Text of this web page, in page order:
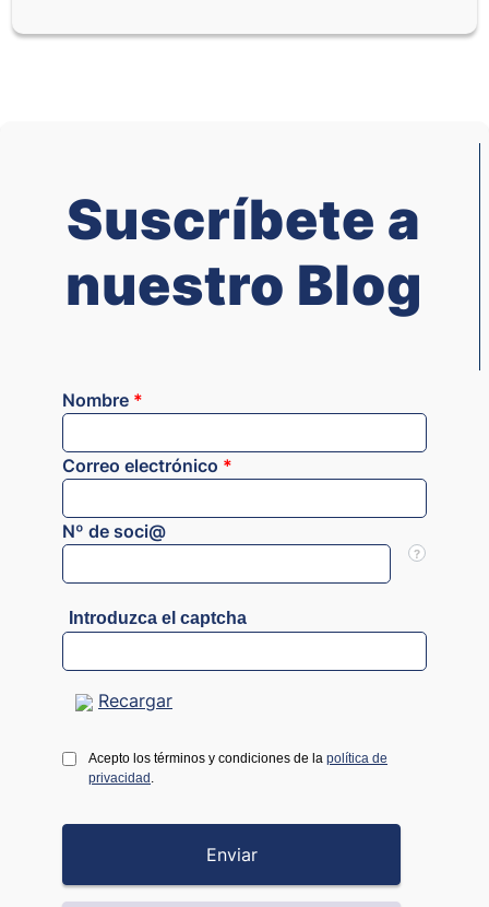
Suscríbete a
nuestro Blog
Nombre *
Correo electrónico *
Nº de soci@
?
Introduzca el captcha
Recargar
Acepto los términos y condiciones de la política de
privacidad .